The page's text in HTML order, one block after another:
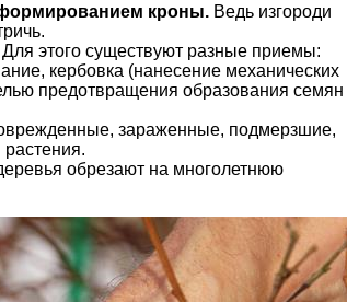
формированием кроны. Ведь изгороди
Для этого существуют разные приемы:
кербовка (нанесение механических
предотвращения образования семян
зараженные, подмерзшие,
обрезают на многолетнюю